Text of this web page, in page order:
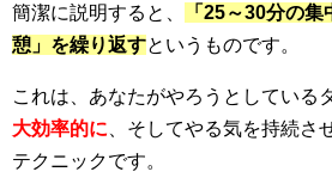
簡潔に説明すると、
「25～30分の
憩」を繰り返すというものです。
これは、あなたがやろうとしている
大効率的に 、そしてやる気を持続さ
テクニックです。